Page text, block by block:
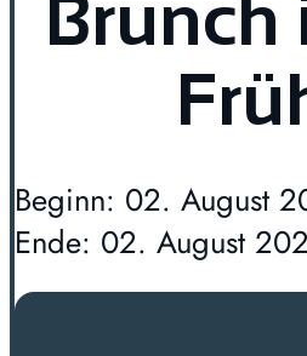
Brunch
Beginn: 02. August
Ende: 02. August